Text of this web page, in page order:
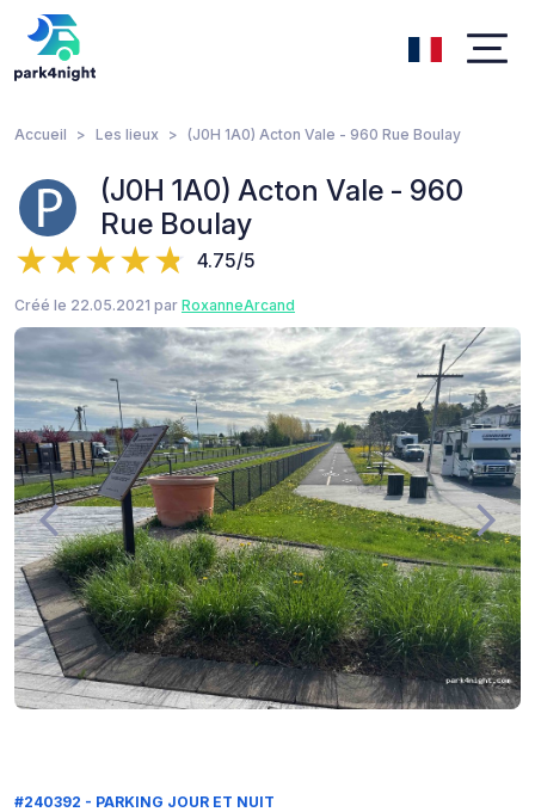
Accueil Les lieux (J0H 1A0) Acton Vale - 960 Rue Boulay
(J0H 1A0) Acton Vale - 960
Rue Boulay
4.75/5
Créé le 22.05.2021 par RoxanneArcand
#240392 - PARKING JOUR ET NUIT